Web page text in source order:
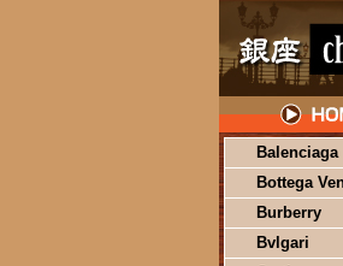
Balenciaga
Bottega
Burberry
Bvlgari